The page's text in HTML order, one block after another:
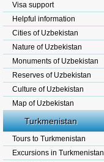
Visa support
Helpful information
Cities of Uzbekistan
Nature of Uzbekistan
Monuments of Uzbekistan
Reserves of Uzbekistan
Culture of Uzbekistan
Map of Uzbekistan
Turkmenistan
Tours to Turkmenistan
Excursions in Turkmenistan